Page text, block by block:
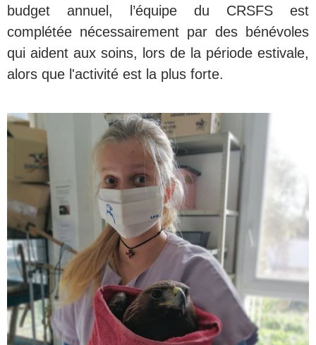
budget annuel, l’équipe du CRSFS est
complétée nécessairement par des bénévoles
qui aident aux soins, lors de la période estivale,
alors que l'activité est la plus forte.